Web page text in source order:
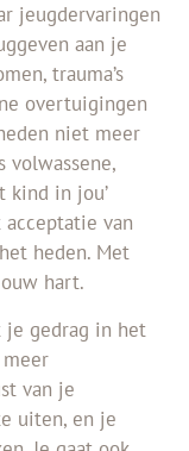
jeugdervaringen
aan je
trauma’s
overtuigingen
niet meer
volwassene,
kind in jou’
van
heden. Met
hart.
je gedrag in het
van je
uiten, en je